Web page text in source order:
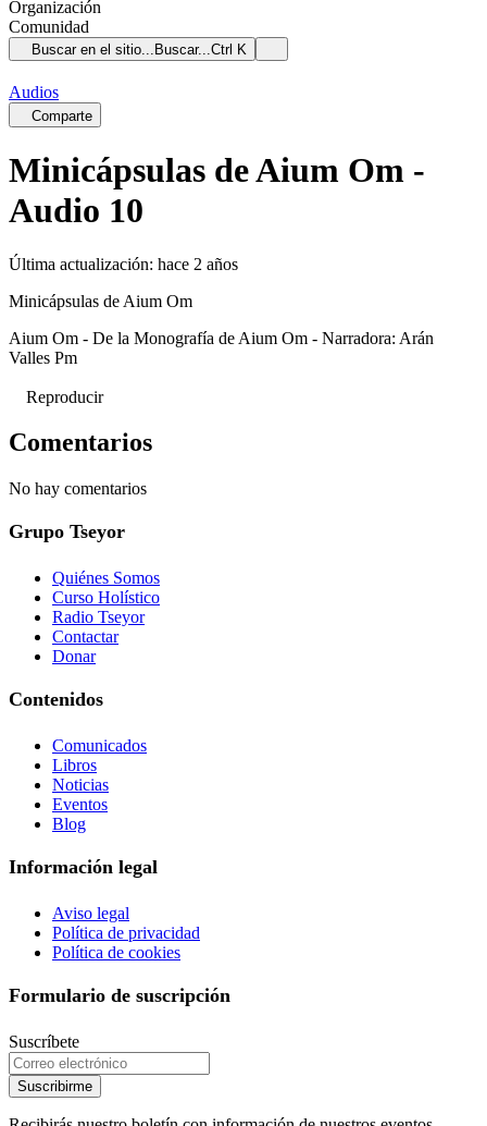
Organización
Comunidad
Buscar en el sitio... Buscar...Ctrl K
Audios
Comparte
Minicápsulas de Aium Om -
Audio 10
Última actualización: hace 2 años
Minicápsulas de Aium Om
Aium Om - De la Monografía de Aium Om - Narradora: Arán
Valles Pm
Reproducir
Comentarios
No hay comentarios
Grupo Tseyor
Quiénes Somos
Curso Holístico
Radio Tseyor
Contactar
Donar
Contenidos
Comunicados
Libros
Noticias
Eventos
Blog
Información legal
Aviso legal
Política de privacidad
Política de cookies
Formulario de suscripción
Suscríbete
Suscribirme